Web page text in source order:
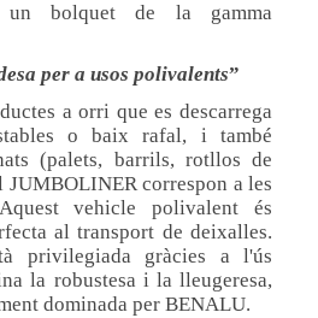
un bolquet de la gamma
per a usos polivalents
a orri que es descarrega
o baix rafal, i també
(palets, barrils, rotllos de
JUMBOLINER correspon a les
vehicle polivalent és
al transport de deixalles.
privilegiada gràcies a l'ús
la robustesa i la lleugeresa,
dominada per BENALU.